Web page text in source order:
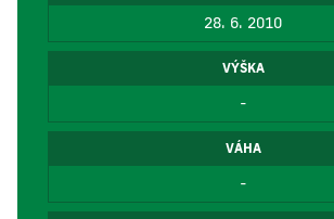
28. 6. 2010
VÝŠKA
-
VÁHA
-